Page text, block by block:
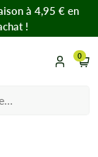
à 4,95 € en
!
0